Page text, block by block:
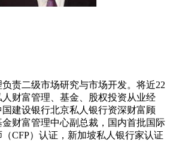
责二级市场研究与市场开发。将近22
财富管理、基金、股权投资从业经
国建设银行北京私人银行资深财富顾
金财富管理中心副总裁，国内首批国际
CFP）认证，新加坡私人银行家认证